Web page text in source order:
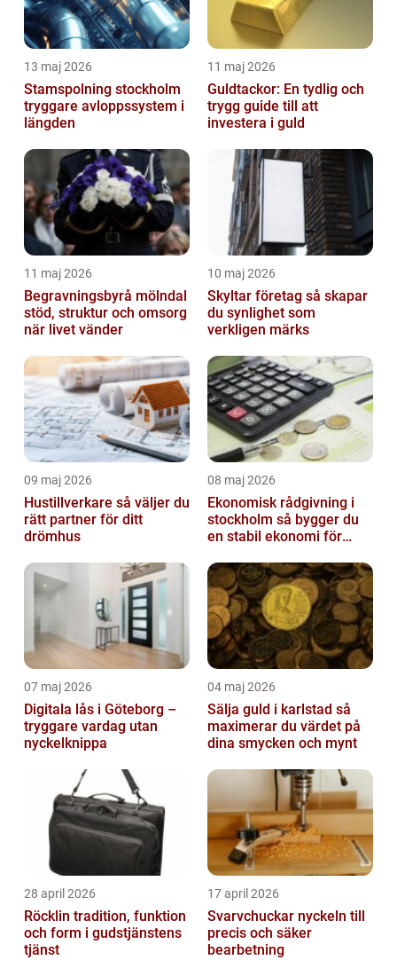
13 maj 2026
Stamspolning stockholm
tryggare avloppssystem i
längden
11 maj 2026
Guldtackor: En tydlig och
trygg guide till att
investera i guld
11 maj 2026
Begravningsbyrå mölndal
stöd, struktur och omsorg
när livet vänder
10 maj 2026
Skyltar företag så skapar
du synlighet som
verkligen märks
09 maj 2026
Hustillverkare så väljer du
rätt partner för ditt
drömhus
08 maj 2026
Ekonomisk rådgivning i
stockholm så bygger du
en stabil ekonomi för
07 maj 2026
Digitala lås i Göteborg –
tryggare vardag utan
nyckelknippa
04 maj 2026
Sälja guld i karlstad så
maximerar du värdet på
dina smycken och mynt
28 april 2026
Röcklin tradition, funktion
och form i gudstjänstens
tjänst
17 april 2026
Svarvchuckar nyckeln till
precis och säker
bearbetning